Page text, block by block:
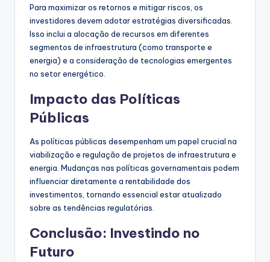
Para maximizar os retornos e mitigar riscos, os
investidores devem adotar estratégias diversificadas.
Isso inclui a alocação de recursos em diferentes
segmentos de infraestrutura (como transporte e
energia) e a consideração de tecnologias emergentes
no setor energético.
Impacto das Políticas
Públicas
As políticas públicas desempenham um papel crucial na
viabilização e regulação de projetos de infraestrutura e
energia. Mudanças nas políticas governamentais podem
influenciar diretamente a rentabilidade dos
investimentos, tornando essencial estar atualizado
sobre as tendências regulatórias.
Conclusão: Investindo no
Futuro